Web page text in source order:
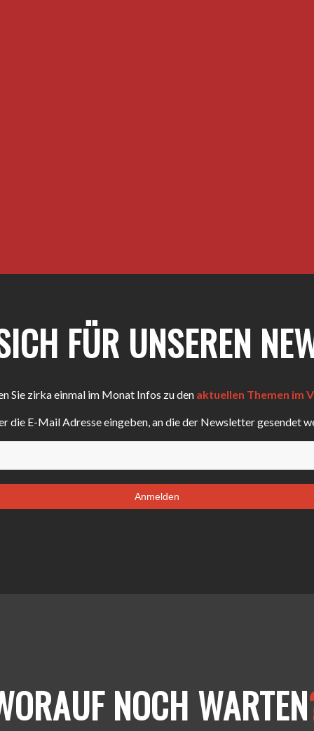
FÜR UNSEREN
Sie zirka einmal im Monat Infos zu den aktuellen Themen im
die E-Mail Adresse eingeben, an die der Newsletter gesendet
NOCH WARTEN